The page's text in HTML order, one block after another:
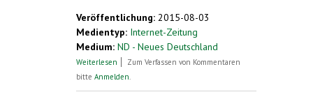
Veröffentlichung: 2015-08-03
Medientyp: Internet-Zeitung
Medium: ND - Neues Deutschland
Weiterlesen über Lundo de Mosekund
Zum Verfassen von Kommentaren
bitte Anmelden.